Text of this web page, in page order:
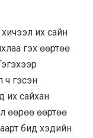
их сайн
гэх өөртөө
ч гэсэн
их сайхан
өөрөө өөртөө
бид хэдийн